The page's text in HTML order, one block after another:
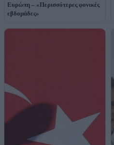
Ευρώπη – «Περισσότερες φονικές
εβδομάδες»